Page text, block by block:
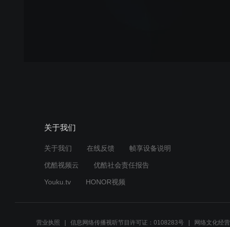
关于我们
关于我们 在线反馈 帧享设备说明
优酷视频云 优酷社会责任报告
Youku.tv HONOR视频
营业执照 信息网络传播视听节目许可证：0108283号 网络文化经